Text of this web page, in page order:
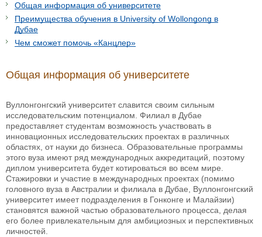
Общая информация об университете
Преимущества обучения в University of Wollongong в
Дубае
Чем сможет помочь «Канцлер»
Общая информация об университете
Вуллонгонгский университет славится своим сильным
исследовательским потенциалом. Филиал в Дубае
предоставляет студентам возможность участвовать в
инновационных исследовательских проектах в различных
областях, от науки до бизнеса. Образовательные программы
этого вуза имеют ряд международных аккредитаций, поэтому
диплом университета будет котироваться во всем мире.
Стажировки и участие в международных проектах (помимо
головного вуза в Австралии и филиала в Дубае, Вуллонгонгский
университет имеет подразделения в Гонконге и Малайзии)
становятся важной частью образовательного процесса, делая
его более привлекательным для амбициозных и перспективных
личностей.